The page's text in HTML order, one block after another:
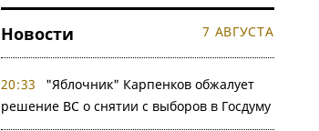
Новости 7 АВГУСТА
20:33
"Яблочник" Карпенков обжалует
решение ВС о снятии с выборов в Госдуму